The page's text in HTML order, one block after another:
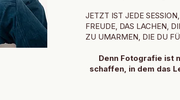
JETZT IST JEDE
FREUDE, DAS LACHEN,
ZU UMARMEN, DIE DU
Denn Fotografie ist
schaffen, in dem das